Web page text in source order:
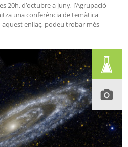
20h, d’octubre a juny, l’Agrupació
una conferència de temàtica
aquest enllaç, podeu trobar més